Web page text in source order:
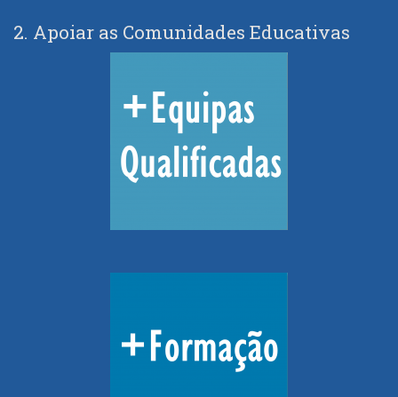
2. Apoiar as Comunidades Educativas